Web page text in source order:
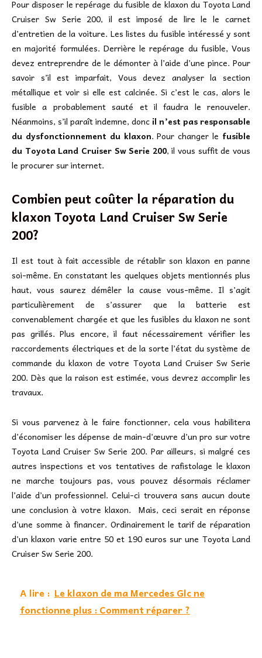
Pour disposer le repérage du fusible de klaxon du Toyota Land
Cruiser Sw Serie 200, il est imposé de lire le le carnet
d’entretien de la voiture. Les listes du fusible intéressé y sont
en majorité formulées. Derrière le repérage du fusible, Vous
devez entreprendre de le démonter à l’aide d’une pince. Pour
savoir s’il est imparfait, Vous devez analyser la section
métallique et voir si elle est calcinée. Si c’est le cas, alors le
fusible a probablement sauté et il faudra le renouveler.
Néanmoins, s’il paraît indemne, donc il n’est pas responsable
du dysfonctionnement du klaxon. Pour changer le fusible
du Toyota Land Cruiser Sw Serie 200, il vous suffit de vous
le procurer sur internet.
Combien peut coûter la réparation du
klaxon Toyota Land Cruiser Sw Serie
200?
Il est tout à fait accessible de rétablir son klaxon en panne
soi-même. En constatant les quelques objets mentionnés plus
haut, vous saurez démêler la cause vous-même. Il s’agit
particulièrement de s’assurer que la batterie est
convenablement chargée et que les fusibles du klaxon ne sont
pas grillés. Plus encore, il faut nécessairement vérifier les
raccordements électriques et de la sorte l’état du système de
commande du klaxon de votre Toyota Land Cruiser Sw Serie
200. Dès que la raison est estimée, vous devrez accomplir les
travaux.
Si vous parvenez à le faire fonctionner, cela vous habilitera
d’économiser les dépense de main-d’œuvre d’un pro sur votre
Toyota Land Cruiser Sw Serie 200. Par ailleurs, si malgré ces
autres inspections et vos tentatives de rafistolage le klaxon
ne marche toujours pas, vous pouvez désormais réclamer
l’aide d’un professionnel. Celui-ci trouvera sans aucun doute
une conclusion à votre klaxon. Mais, ceci serait en réponse
d’une somme à financer. Ordinairement le tarif de réparation
d’un klaxon varie entre 50 et 190 euros sur une Toyota Land
Cruiser Sw Serie 200.
A lire : Le klaxon de ma Mercedes Glc ne
fonctionne plus : Comment réparer ?